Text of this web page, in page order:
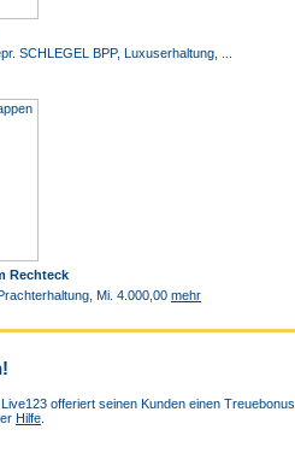
SCHLEGEL BPP, Luxuserhaltung, ...
Rechteck
Mi. 4.000,00 mehr
offeriert seinen Kunden einen
Hilfe